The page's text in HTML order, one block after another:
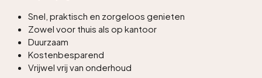
Snel, praktisch en zorgeloos genieten
Zowel voor thuis als op kantoor
Duurzaam
Kostenbesparend
Vrijwel vrij van onderhoud